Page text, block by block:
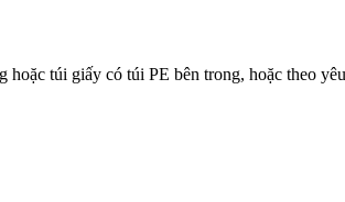
hoặc túi giấy có túi PE bên trong, hoặc theo